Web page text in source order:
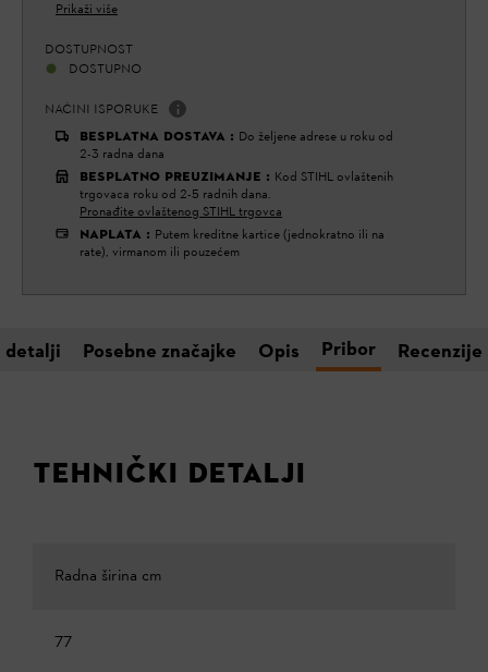
Prikaži više
DOSTUPNOST
DOSTUPNO
NAČINI ISPORUKE
BESPLATNA DOSTAVA : Do željene adrese u roku od
2-3 radna dana
BESPLATNO PREUZIMANJE : Kod STIHL ovlaštenih
trgovaca roku od 2-5 radnih dana.
Pronađite ovlaštenog STIHL trgovca
NAPLATA : Putem kreditne kartice (jednokratno ili na
rate), virmanom ili pouzećem
detalji Posebne značajke Opis Pribor Recenzije
TEHNIČKI DETALJI
Radna širina cm
77